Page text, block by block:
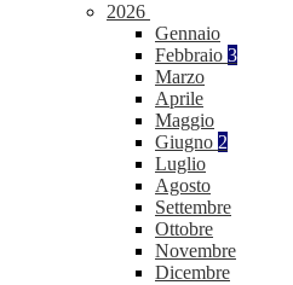
2026
Gennaio
Febbraio 3
Marzo
Aprile
Maggio
Giugno 2
Luglio
Agosto
Settembre
Ottobre
Novembre
Dicembre